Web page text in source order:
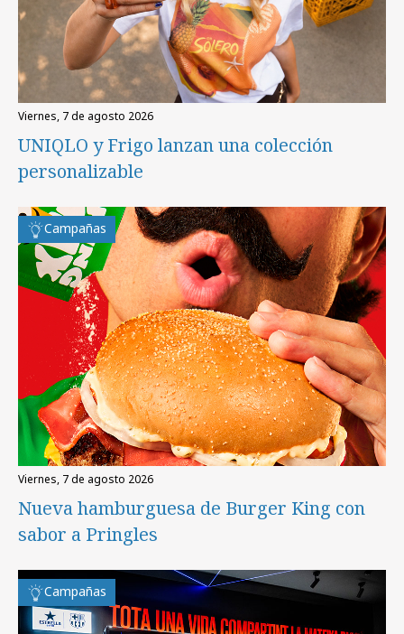
viernes, 7 de agosto 2026
UNIQLO y Frigo lanzan una colección
personalizable
Campañas
viernes, 7 de agosto 2026
Nueva hamburguesa de Burger King con
sabor a Pringles
Campañas